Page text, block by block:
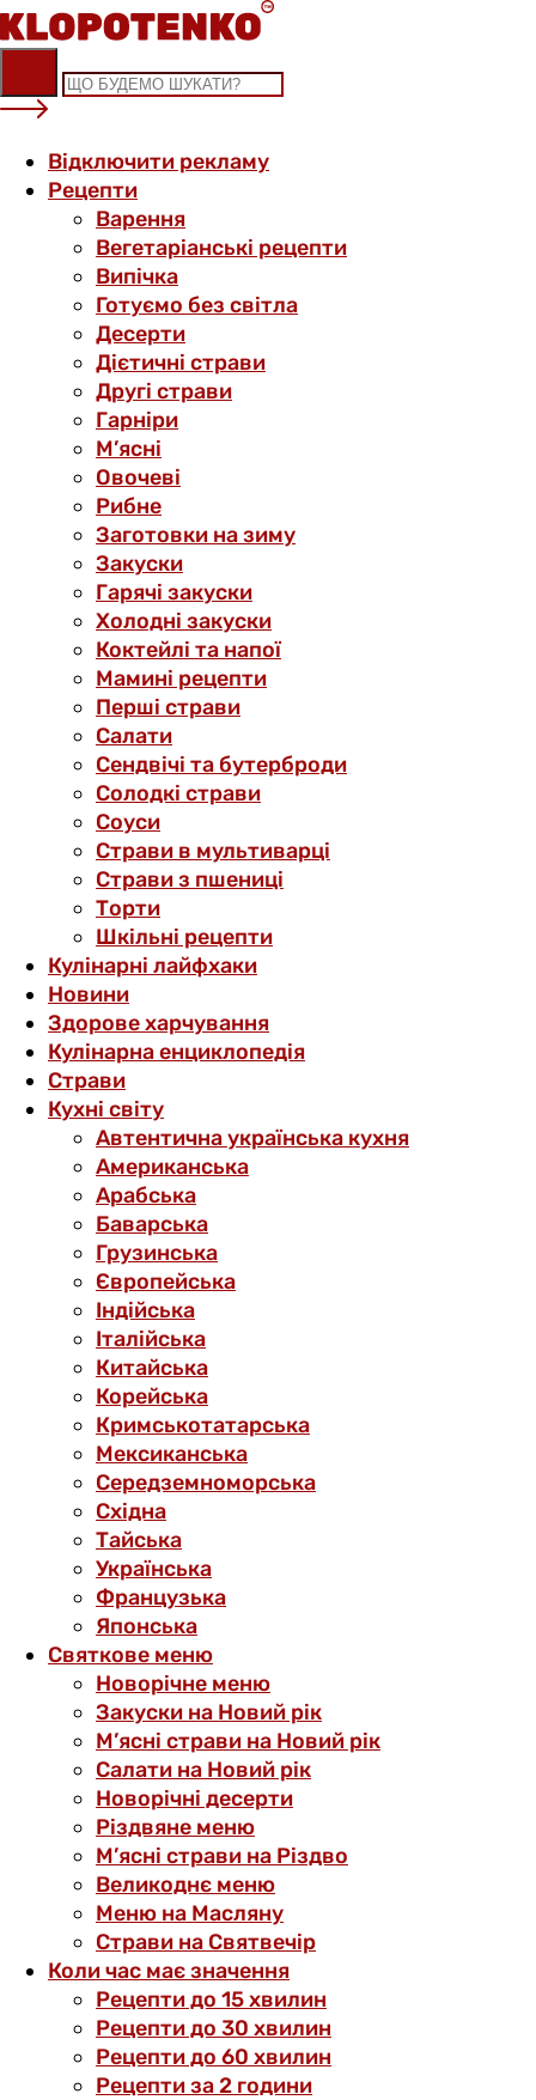
Skip
to
content
Відключити рекламу
Рецепти
Варення
Вегетаріанські рецепти
Випічка
Готуємо без світла
Десерти
Дієтичні страви
Другі страви
Гарніри
М’ясні
Овочеві
Рибне
Заготовки на зиму
Закуски
Гарячі закуски
Холодні закуски
Коктейлі та напої
Мамині рецепти
Перші страви
Салати
Сендвічі та бутерброди
Солодкі страви
Соуси
Страви в мультиварці
Страви з пшениці
Торти
Шкільні рецепти
Кулінарні лайфхаки
Новини
Здорове харчування
Кулінарна енциклопедія
Страви
Кухні світу
Автентична українська кухня
Американська
Арабська
Баварська
Грузинська
Європейська
Індійська
Італійська
Китайська
Корейська
Кримськотатарська
Мексиканська
Середземноморська
Східна
Тайська
Українська
Французька
Японська
Святкове меню
Новорічне меню
Закуски на Новий рік
М’ясні страви на Новий рік
Салати на Новий рік
Новорічні десерти
Різдвяне меню
М’ясні страви на Різдво
Великоднє меню
Меню на Масляну
Страви на Святвечір
Коли час має значення
Рецепти до 15 хвилин
Рецепти до 30 хвилин
Рецепти до 60 хвилин
Рецепти за 2 години